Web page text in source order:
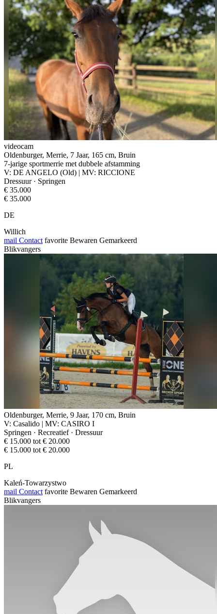
videocam
Oldenburger, Merrie, 7 Jaar, 165 cm, Bruin
7-jarige sportmerrie met dubbele afstamming
V: DE ANGELO (Old) | MV: RICCIONE
Dressuur · Springen
€ 35.000
€ 35.000
DE
Willich
mail Contact favorite Bewaren Gemarkeerd
Blikvangers
Oldenburger, Merrie, 9 Jaar, 170 cm, Bruin
V: Casalido | MV: CASIRO I
Springen · Recreatief · Dressuur
€ 15.000 tot € 20.000
€ 15.000 tot € 20.000
PL
Kaleń-Towarzystwo
mail Contact favorite Bewaren Gemarkeerd
Blikvangers